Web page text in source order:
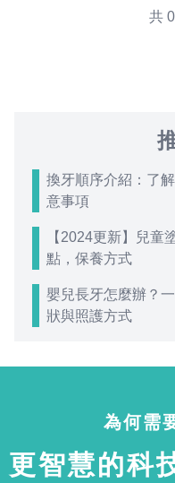
共
換牙順序介紹：了
意事項
【2024更新】兒童
點，保養方式
嬰兒長牙怎麼辦？
狀與照護方式
為何需
更智慧的科